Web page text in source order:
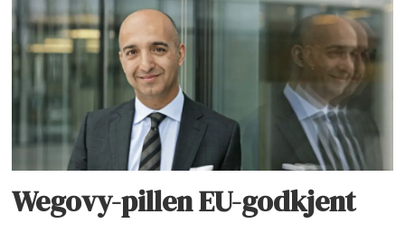
Wegovy-pillen EU-godkjent